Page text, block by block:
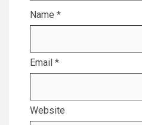
Name *
Email *
Website